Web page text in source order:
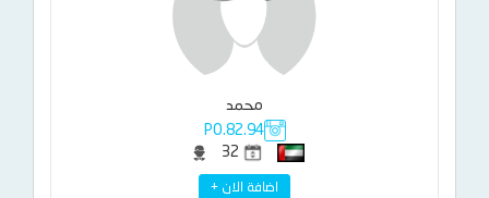
محمد
PO.82.94
اضافة الان +